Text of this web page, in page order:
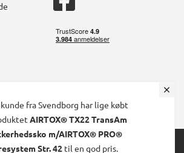
square
Rights Reserved.
kunde fra Svendborg har lige købt
AIRTOX® TX22 TransAm
m/AIRTOX® PRO®
Str. 42 til en god pris.